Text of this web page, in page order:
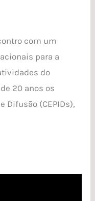
com um
para a
do
20 anos os
Difusão (CEPIDs),